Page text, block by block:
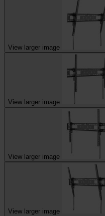
View larger image
View larger image
View larger image
View larger image